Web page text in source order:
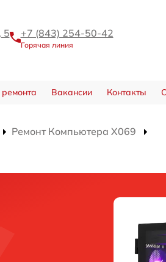
5 +7 (843) 254-50-42
Горячая линия
Вакансии Контакты
Ремонт Компьютера X069